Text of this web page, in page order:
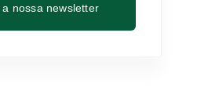
a nossa newsletter